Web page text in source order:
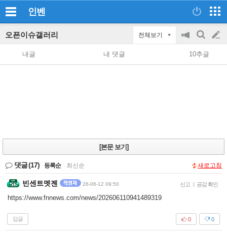
인벤
오픈이슈갤러리 전체보기
공
지
on/off
검
색
글
쓰
내글 내 댓글 10추글
[본문 보기]
댓글(17) 등록순 최신순 새로고침
빈센트멧젠 26-06-12 09:50 신고 | 공감 확인
https://www.fnnews.com/news/202606110941489319
답글 0
0